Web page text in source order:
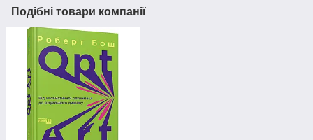
Подібні товари компанії